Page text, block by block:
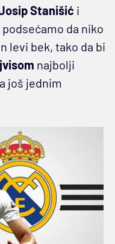
Stanišić i
da niko
levi bek, tako da bi
najbolji
još jednim